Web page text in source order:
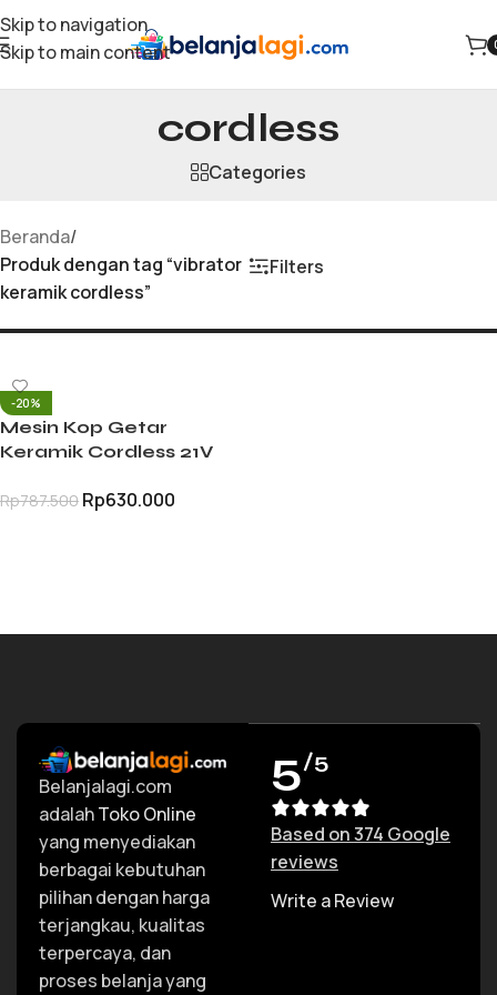
Skip to navigation
Skip to main content
vibrator keramik
cordless
Categories
Beranda/
Produk dengan tag “vibrator
keramik cordless”
Filters
-20%
Mesin Kop Getar
Keramik Cordless 21V
Pasang Ubin Lantai
Rp787.500 Rp630.000
Belanjalagi.com
adalahToko Online
yang menyediakan
berbagai kebutuhan
pilihan dengan harga
terjangkau, kualitas
terpercaya, dan
proses belanja yang
5/5
Based on 374 Google
reviews
Write a Review